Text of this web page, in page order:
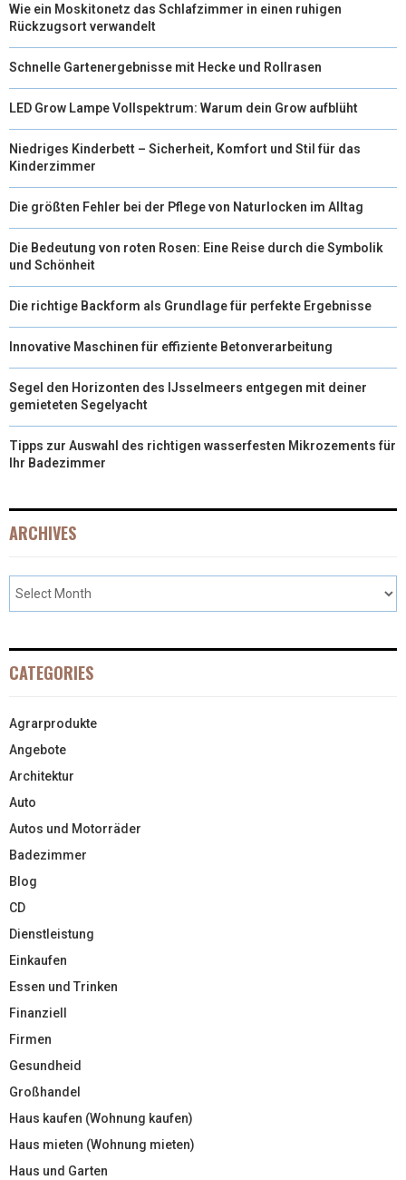
Wie ein Moskitonetz das Schlafzimmer in einen ruhigen
Rückzugsort verwandelt
Schnelle Gartenergebnisse mit Hecke und Rollrasen
LED Grow Lampe Vollspektrum: Warum dein Grow aufblüht
Niedriges Kinderbett – Sicherheit, Komfort und Stil für das
Kinderzimmer
Die größten Fehler bei der Pflege von Naturlocken im Alltag
Die Bedeutung von roten Rosen: Eine Reise durch die Symbolik
und Schönheit
Die richtige Backform als Grundlage für perfekte Ergebnisse
Innovative Maschinen für effiziente Betonverarbeitung
Segel den Horizonten des IJsselmeers entgegen mit deiner
gemieteten Segelyacht
Tipps zur Auswahl des richtigen wasserfesten Mikrozements für
Ihr Badezimmer
ARCHIVES
CATEGORIES
Agrarprodukte
Angebote
Architektur
Auto
Autos und Motorräder
Badezimmer
Blog
CD
Dienstleistung
Einkaufen
Essen und Trinken
Finanziell
Firmen
Gesundheid
Großhandel
Haus kaufen (Wohnung kaufen)
Haus mieten (Wohnung mieten)
Haus und Garten